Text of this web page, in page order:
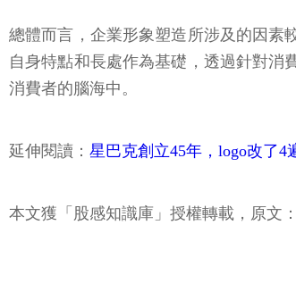
總體而言，企業形象塑造所涉及的因素
自身特點和長處作為基礎，透過針對消
消費者的腦海中。
延伸閱讀： 星巴克創立45年，logo改了4
本文獲「股感知識庫」授權轉載，原文：